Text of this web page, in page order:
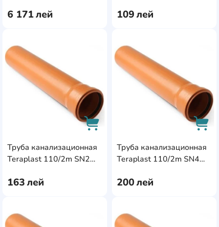
6 171лей 109лей
Труба канализационная
Teraplast 110/2m SN2
163лей
AddCardToFavourite
AddCardToCart
Труба канализационная
Teraplast 110/2m SN4
200лей
AddCardToFavourite